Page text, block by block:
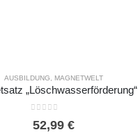
AUSBILDUNG, MAGNETWELT
„Löschwasserförderung“
52,99 €